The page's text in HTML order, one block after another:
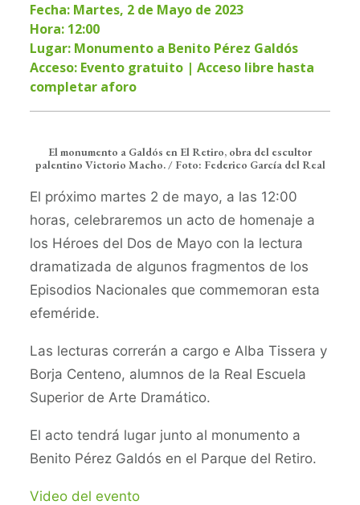
Contacto
Search
Fecha: Martes, 2 de Mayo de 2023
Hora: 12:00
Lugar: Monumento a Benito Pérez Galdós
Acceso: Evento gratuito | Acceso libre hasta
completar aforo
El monumento a Galdós en El Retiro, obra del escultor
palentino Victorio Macho. / Foto: Federico García del Real
El próximo martes 2 de mayo, a las 12:00
horas, celebraremos un acto de homenaje a
los Héroes del Dos de Mayo con la lectura
dramatizada de algunos fragmentos de los
Episodios Nacionales que commemoran esta
efeméride.
Las lecturas correrán a cargo e Alba Tissera y
Borja Centeno, alumnos de la Real Escuela
Superior de Arte Dramático.
El acto tendrá lugar junto al monumento a
Benito Pérez Galdós en el Parque del Retiro.
Video del evento